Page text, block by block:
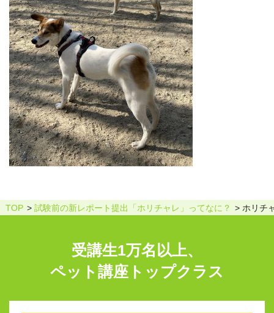
TOP 試験前の新レポート提出「ホリチャレ」ってなに？ ホリチ
受講生1万名以上、
ペット講座トップクラス